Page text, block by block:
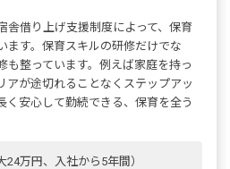
舎借り上げ支援制度によって、保育
ます。保育スキルの研修だけでな
も整っています。例えば家庭を持っ
アが途切れることなくステップアッ
く安心して勤続できる、保育を全う
万円、入社から5年間）